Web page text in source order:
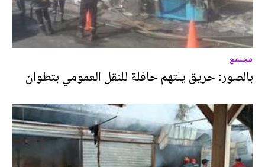
مجتمع
بالصور: حريق يلتهم حافلة للنقل العمومي بتطوان